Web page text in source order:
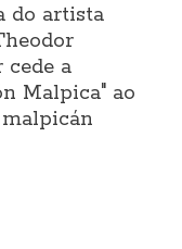
do artista
cede a
Malpica" ao